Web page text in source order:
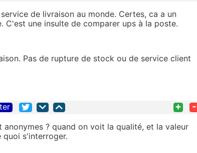
de livraison au monde. Certes, ca a un
C'est une insulte de comparer ups à la poste.
Pas de rupture de stock ou de service client
+ -
? quand on voit la qualité, et la valeur
quoi s'interroger.